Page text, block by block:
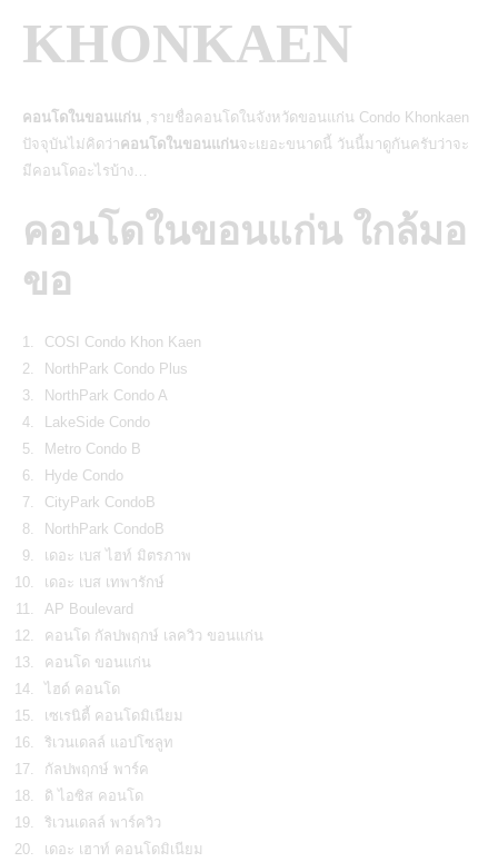
KHONKAEN
คอนโดในขอนแก่น ,รายชื่อคอนโดในจังหวัดขอนแก่น Condo Khonkaen
ปัจจุบันไม่คิดว่าคอนโดในขอนแก่นจะเยอะขนาดนี้ วันนี้มาดูกันครับว่าจะ
มีคอนโดอะไรบ้าง…
คอนโดในขอนแก่น ใกล้มอ
ขอ
COSI Condo Khon Kaen
NorthPark Condo Plus
NorthPark Condo A
LakeSide Condo
Metro Condo B
Hyde Condo
CityPark CondoB
NorthPark CondoB
เดอะ เบส ไฮท์ มิตรภาพ
เดอะ เบส เทพารักษ์
AP Boulevard
คอนโด กัลปพฤกษ์ เลควิว ขอนแก่น
คอนโด ขอนแก่น
ไฮด์ คอนโด
เซเรนิตี้ คอนโดมิเนียม
ริเวนเดลล์ แอปโซลูท
กัลปพฤกษ์ พาร์ค
ดิ ไอซิส คอนโด
ริเวนเดลล์ พาร์ควิว
เดอะ เฮาท์ คอนโดมิเนียม